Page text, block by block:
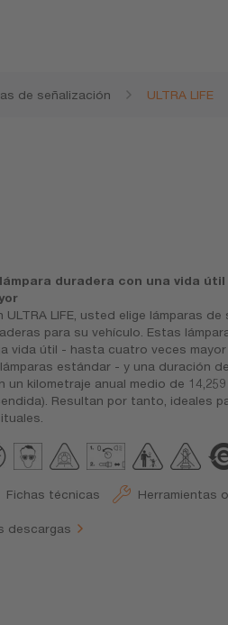
de señalización ULTRA LIFE
duradera con una vida
ULTRA LIFE, usted elige lámparas de
para su vehículo. Estas
vida útil - hasta cuatro veces
estándar - y una duración
un kilometraje anual medio de
Resultan por tanto, ideales
Fichas técnicas Herramientas
descargas